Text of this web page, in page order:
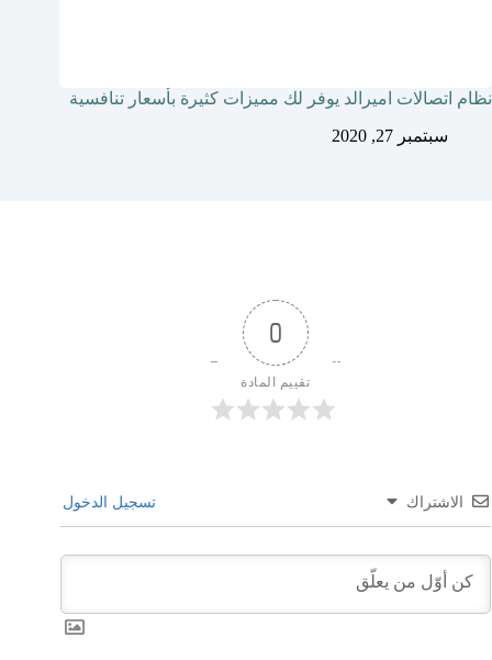
نظام اتصالات اميرالد يوفر لك مميزات كثيرة بأسعار تنافسية
سبتمبر 27, 2020
0
تقييم المادة
الاشتراك تسجيل الدخول